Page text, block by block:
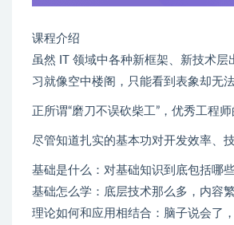
课程介绍
虽然 IT 领域中各种新框架、新技术
习就像空中楼阁，只能看到表象却无
正所谓“磨刀不误砍柴工”，优秀工程
尽管知道扎实的基本功对开发效率、
基础是什么：对基础知识到底包括哪
基础怎么学：底层技术那么多，内容
理论如何和应用相结合：脑子说会了